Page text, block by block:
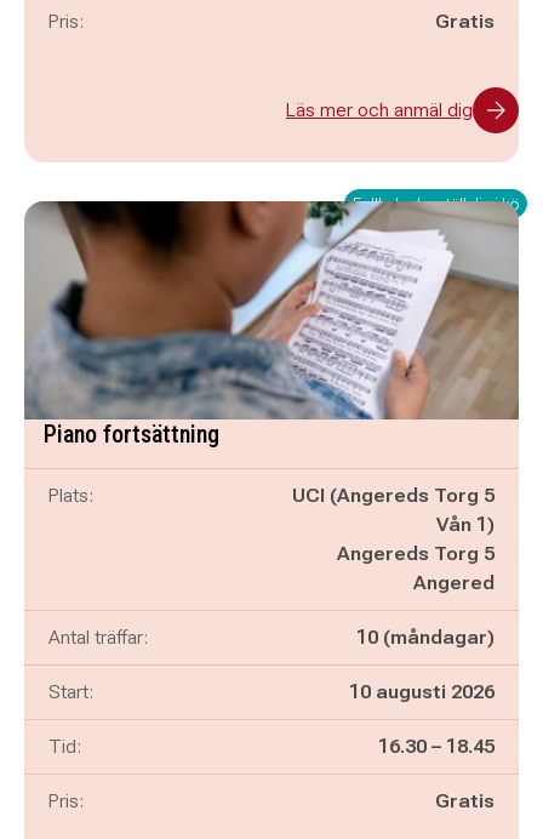
Pris: Gratis
Läs mer och anmäl dig
Fullbokad – ställ dig i kö
Piano fortsättning
Plats:
UCI (Angereds Torg 5
Vån 1)
Angereds Torg 5
Angered
Antal träffar: 10 (måndagar)
Start: 10 augusti 2026
Tid: Pågår mellan
16.30 – och
18.45
Pris: Gratis